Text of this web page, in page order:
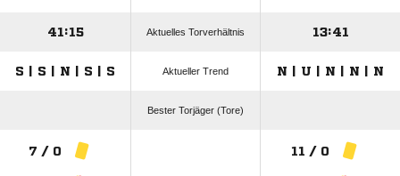
41:15 Aktuelles Torverhältnis 13:41
S | S | N | S | S Aktueller Trend N | U | N | N | N
Bester Torjäger (Tore)
7 / 0 11 / 0